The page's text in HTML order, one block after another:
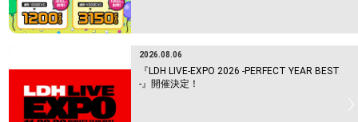
2026.08.06
『LDH LIVE-EXPO 2026 -PERFECT YEAR BEST
-』開催決定！